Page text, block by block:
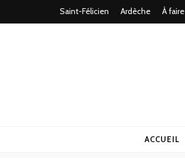
Saint-Félicien Ardèche À faire
ACCUEIL